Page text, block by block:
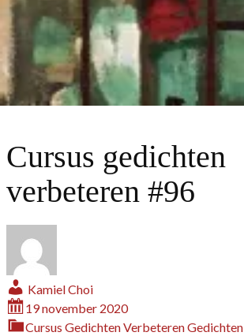
Cursus gedichten
verbeteren #96
Kamiel Choi
19 november 2020
Cursus Gedichten VerbeterenGedichten